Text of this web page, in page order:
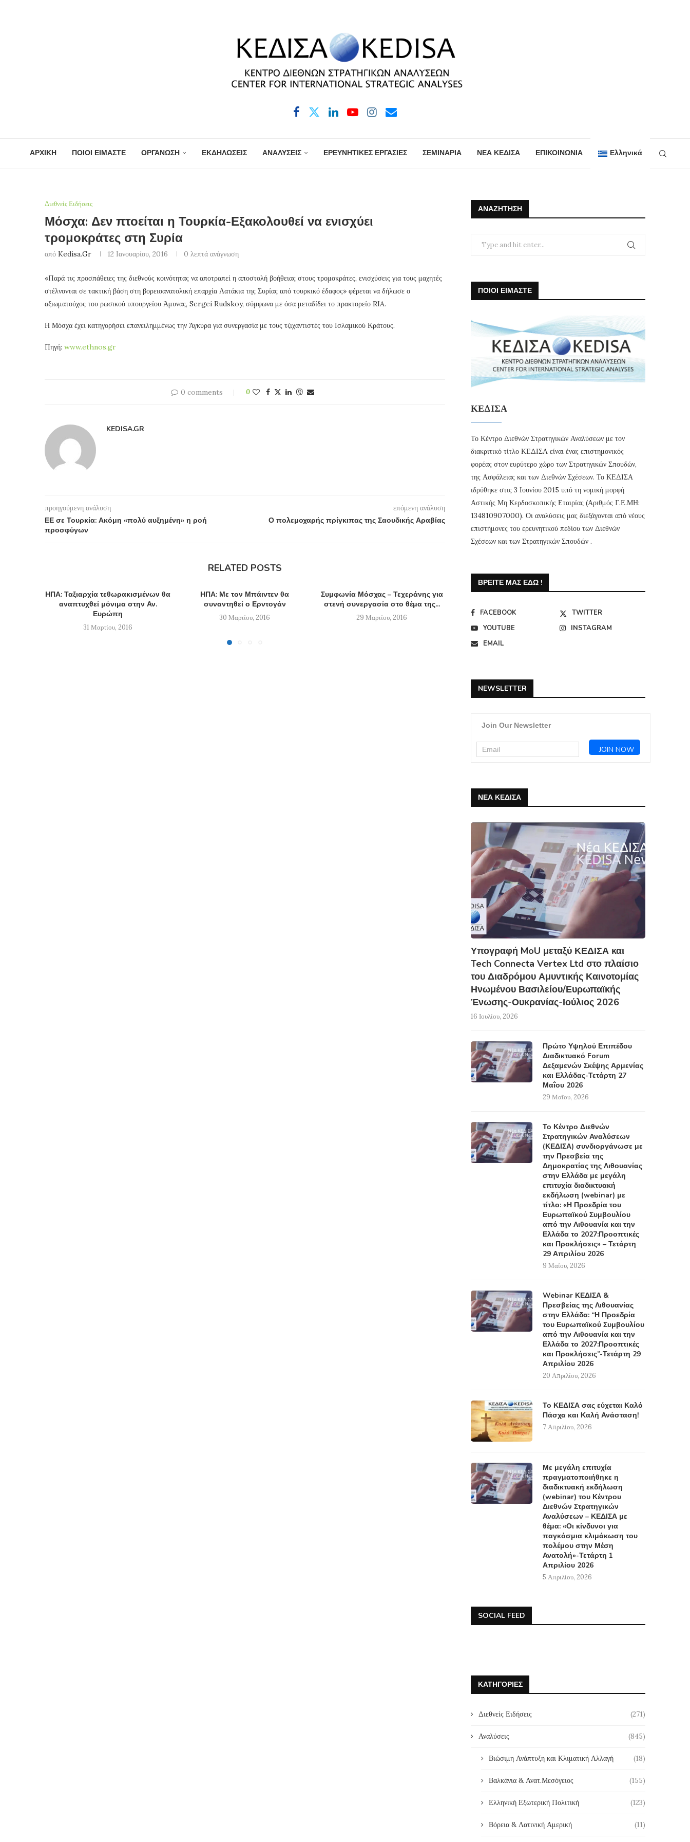
ΑΡΧΙΚΗ ΠΟΙΟΙ ΕΙΜΑΣΤΕ ΟΡΓΑΝΩΣΗ ΕΚΔΗΛΩΣΕΙΣ ΑΝΑΛΥΣΕΙΣ ΕΡΕΥΝΗΤΙΚΕΣ ΕΡΓΑΣΙΕΣ ΣΕΜΙΝΑΡΙΑ ΝΕΑ ΚΕΔΙΣΑ ΕΠΙΚΟΙΝΩΝΙΑ Ελληνικά
Διεθνείς Ειδήσεις
Μόσχα: Δεν πτοείται η Τουρκία-Εξακολουθεί να ενισχύει
τρομοκράτες στη Συρία
από Kedisa.gr 12 Ιανουαρίου, 2016 0 λεπτά ανάγνωση
«Παρά τις προσπάθειες της διεθνούς κοινότητας να αποτραπεί η αποστολή βοήθειας στους τρομοκράτες, ενισχύσεις για τους μαχητές
στέλνονται σε τακτική βάση στη βορειοανατολική επαρχία Λατάκια της Συρίας από τουρκικό έδαφος» φέρεται να δήλωσε ο
αξιωματούχος του ρωσικού υπουργείου Άμυνας, Sergei Rudskoy, σύμφωνα με όσα μεταδίδει το πρακτορείο RIA.
Η Μόσχα έχει κατηγορήσει επανειλημμένως την Άγκυρα για συνεργασία με τους τζιχαντιστές του Ισλαμικού Κράτους.
Πηγή: www.ethnos.gr
0 comments 0
KEDISA.GR
προηγούμενη ανάλυση
ΕΕ σε Τουρκία: Ακόμη «πολύ αυξημένη» η ροή
προσφύγων
επόμενη ανάλυση
Ο πολεμοχαρής πρίγκιπας της Σαουδικής Αραβίας
RELATED POSTS
ΗΠΑ: Ταξιαρχία τεθωρακισμένων θα
αναπτυχθεί μόνιμα στην Αν.
Ευρώπη
31 Μαρτίου, 2016
ΗΠΑ: Με τον Μπάιντεν θα
συναντηθεί ο Ερντογάν
30 Μαρτίου, 2016
Συμφωνία Μόσχας – Τεχεράνης για
στενή συνεργασία στο θέμα της...
29 Μαρτίου, 2016
Μακελειό στο Πακιστάν-
επίθεση καμικάζι σε...
28 Μαρτίου, 2016
Κρίσιμη η βελτίωση
ΑΝΑΖΉΤΗΣΗ
ΠΟΙΟΙ ΕΙΜΑΣΤΕ
ΚΕΔΙΣΑ
Το Κέντρο Διεθνών Στρατηγικών Αναλύσεων με τον
διακριτικό τίτλο ΚΕΔΙΣΑ είναι ένας επιστημονικός
φορέας στον ευρύτερο χώρο των Στρατηγικών Σπουδών,
της Ασφάλειας και των Διεθνών Σχέσεων. Το ΚΕΔΙΣΑ
ιδρύθηκε στις 3 Ιουνίου 2015 υπό τη νομική μορφή
Αστικής Μη Κερδοσκοπικής Εταιρίας (Αριθμός Γ.Ε.ΜΗ:
134810907000). Οι αναλύσεις μας διεξάγονται από νέους
επιστήμονες του ερευνητικού πεδίου των Διεθνών
Σχέσεων και των Στρατηγικών Σπουδών .
ΒΡΕΊΤΕ ΜΑΣ ΕΔΏ !
FACEBOOK
TWITTER
YOUTUBE
INSTAGRAM
EMAIL
NEWSLETTER
Join Our Newsletter
ΝΕΑ ΚΕΔΙΣΑ
Υπογραφή MoU μεταξύ ΚΕΔΙΣΑ και
Tech Connecta Vertex Ltd στο πλαίσιο
του Διαδρόμου Αμυντικής Καινοτομίας
Ηνωμένου Βασιλείου/Ευρωπαϊκής
Ένωσης-Ουκρανίας-Ιούλιος 2026
16 Ιουλίου, 2026
Πρώτο Υψηλού Επιπέδου
Διαδικτυακό Forum
Δεξαμενών Σκέψης Αρμενίας
και Ελλάδας-Τετάρτη 27
Μαΐου 2026
29 Μαΐου, 2026
Το Κέντρο Διεθνών
Στρατηγικών Αναλύσεων
(ΚΕΔΙΣΑ) συνδιοργάνωσε με
την Πρεσβεία της
Δημοκρατίας της Λιθουανίας
στην Ελλάδα με μεγάλη
επιτυχία διαδικτυακή
εκδήλωση (webinar) με
τίτλο: «Η Προεδρία του
Ευρωπαϊκού Συμβουλίου
από την Λιθουανία και την
Ελλάδα το 2027:Προοπτικές
και Προκλήσεις» – Τετάρτη
29 Απριλίου 2026
9 Μαΐου, 2026
Webinar ΚΕΔΙΣΑ &
Πρεσβείας της Λιθουανίας
στην Ελλάδα: “Η Προεδρία
του Ευρωπαϊκού Συμβουλίου
από την Λιθουανία και την
Ελλάδα το 2027:Προοπτικές
και Προκλήσεις”-Τετάρτη 29
Απριλίου 2026
20 Απριλίου, 2026
Το ΚΕΔΙΣΑ σας εύχεται Καλό
Πάσχα και Καλή Ανάσταση!
7 Απριλίου, 2026
Με μεγάλη επιτυχία
πραγματοποιήθηκε η
διαδικτυακή εκδήλωση
(webinar) του Κέντρου
Διεθνών Στρατηγικών
Αναλύσεων – ΚΕΔΙΣΑ με
θέμα: «Οι κίνδυνοι για
παγκόσμια κλιμάκωση του
πολέμου στην Μέση
Ανατολή»-Τετάρτη 1
Απριλίου 2026
5 Απριλίου, 2026
SOCIAL FEED
ΚΑΤΗΓΟΡΊΕΣ
Διεθνείς Ειδήσεις (271)
Αναλύσεις (845)
Βιώσιμη Ανάπτυξη και Κλιματική Αλλαγή (18)
Βαλκάνια & Ανατ.Μεσόγειος (155)
Ελληνική Εξωτερική Πολιτική (123)
Βόρεια & Λατινική Αμερική (11)